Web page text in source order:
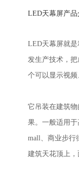
LED天幕屏产品
LED天幕屏就
发生产技术，
个可以显示视频
它吊装在建筑
果。一般适用于
mall、商业步行
建筑天花顶上，